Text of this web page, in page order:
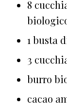
8
1 busta
3
burro
cacao